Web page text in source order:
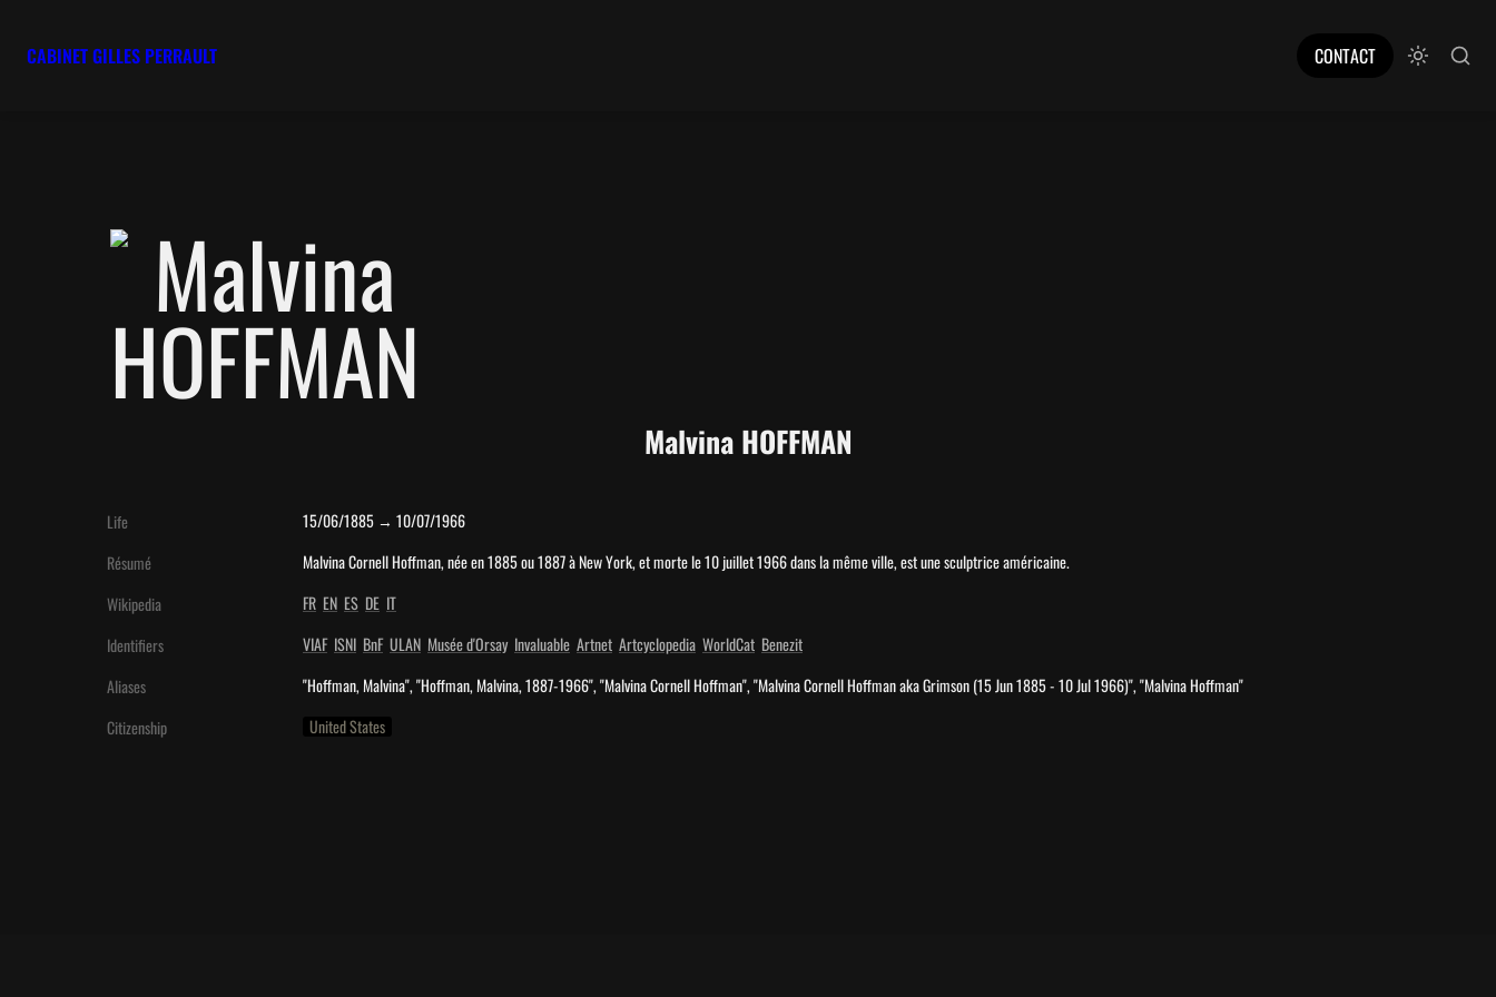
CABINET GILLES PERRAULT CONTACT
Malvina HOFFMAN
Life
15/06/1885 → 10/07/1966
Résumé
Malvina Cornell Hoffman, née en 1885 ou 1887 à New York, et morte le 10 juillet 1966 dans la même ville, est une sculptrice américaine.
Wikipedia
FR EN ES DE IT
Identifiers
VIAF ISNI BnF ULAN Musée d'Orsay Invaluable Artnet Artcyclopedia WorldCat Benezit
Aliases
"Hoffman, Malvina", "Hoffman, Malvina, 1887-1966", "Malvina Cornell Hoffman", "Malvina Cornell Hoffman aka Grimson (15 Jun 1885 - 10 Jul 1966)", "Malvina Hoffman"
Citizenship
United States